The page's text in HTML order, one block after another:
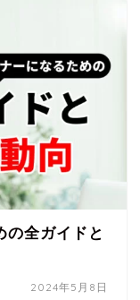
の全ガイドと
2024年5月8日